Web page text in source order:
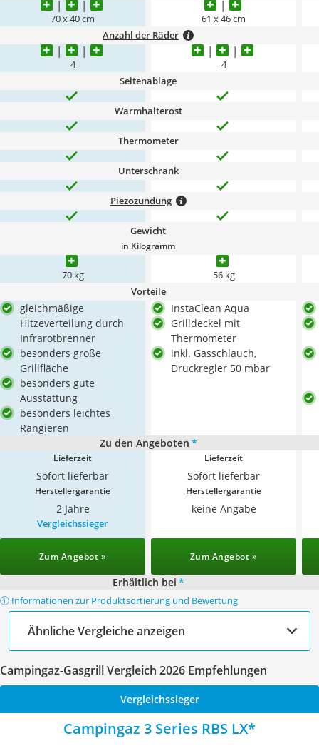
70 x 40 cm 61 x 46 cm
Anzahl der Räder
4 4
Seitenablage
Warmhalterost
Thermometer
Unterschrank
Piezozündung
Gewicht
in Kilogramm
70 kg 56 kg
Vorteile
gleichmäßige
Hitzeverteilung durch
Infrarotbrenner
besonders große
Grillfläche
besonders gute
Ausstattung
besonders leichtes
Rangieren
InstaClean Aqua
Grilldeckel mit
Thermometer
inkl. Gasschlauch,
Druckregler 50 mbar
Zu den Angeboten *
Lieferzeit
Sofort lieferbar
Lieferzeit
Sofort lieferbar
Herstellergarantie
2 Jahre
Herstellergarantie
keine Angabe
Vergleichssieger
Zum Angebot » Zum Angebot »
Erhältlich bei *
ⓘ Informationen zur Produktsortierung und Bewertung
Ähnliche Vergleiche anzeigen
Campingaz-Gasgrill Vergleich 2026 Empfehlungen
Vergleichssieger
Campingaz 3 Series RBS LX